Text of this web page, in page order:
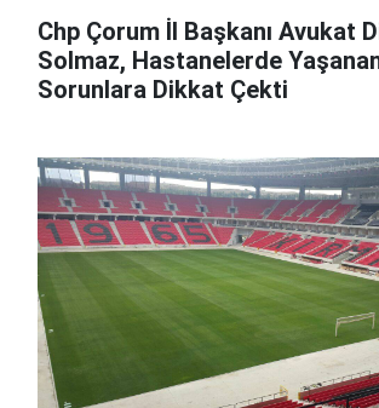
Chp Çorum İl Başkanı Avukat
Solmaz, Hastanelerde
Sorunlara Dikkat Çekti